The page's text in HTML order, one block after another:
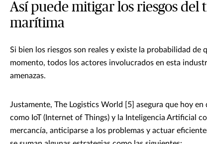
Así puede mitigar los riesgos del
marítima
Si bien los riesgos son reales y existe la probabilidad de
momento, todos los actores involucrados en esta
amenazas.
Justamente, The Logistics World [5] asegura que hoy
como IoT (Internet of Things) y la Inteligencia Artificial
mercancía, anticiparse a los problemas y actuar